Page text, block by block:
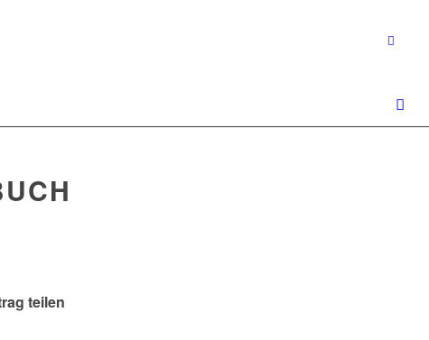
teilen